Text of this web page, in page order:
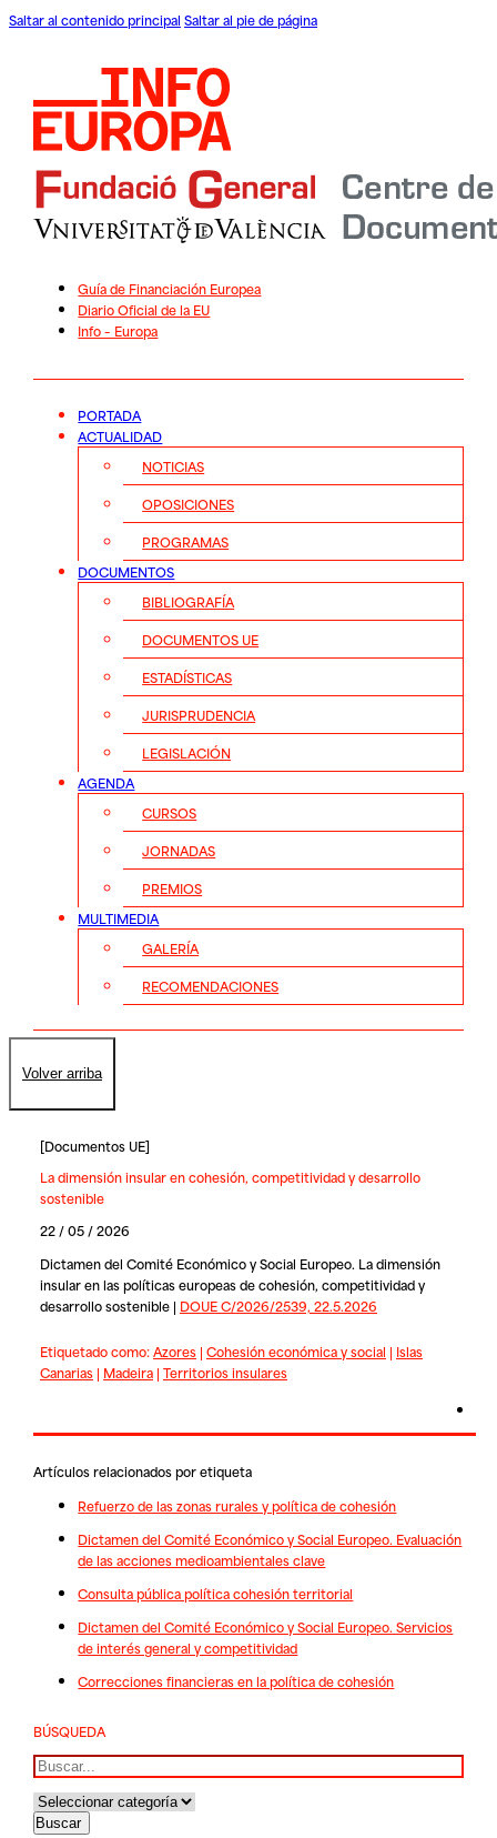
Saltar al contenido principal Saltar al pie de página
Guía de Financiación Europea
Diario Oficial de la EU
Info – Europa
PORTADA
ACTUALIDAD
NOTICIAS
OPOSICIONES
PROGRAMAS
DOCUMENTOS
BIBLIOGRAFÍA
DOCUMENTOS UE
ESTADÍSTICAS
JURISPRUDENCIA
LEGISLACIÓN
AGENDA
CURSOS
JORNADAS
PREMIOS
MULTIMEDIA
GALERÍA
RECOMENDACIONES
Volver arriba
[Documentos UE]
La dimensión insular en cohesión, competitividad y desarrollo
sostenible
22 / 05 / 2026
Dictamen del Comité Económico y Social Europeo. La dimensión
insular en las políticas europeas de cohesión, competitividad y
desarrollo sostenible | DOUE C/2026/2539, 22.5.2026
Etiquetado como:Azores| Cohesión económica y social | Islas
Canarias| Madeira| Territorios insulares
Artículos relacionados por etiqueta
Refuerzo de las zonas rurales y política de cohesión
Dictamen del Comité Económico y Social Europeo. Evaluación
de las acciones medioambientales clave
Consulta pública política cohesión territorial
Dictamen del Comité Económico y Social Europeo. Servicios
de interés general y competitividad
Correcciones financieras en la política de cohesión
BÚSQUEDA
Buscar